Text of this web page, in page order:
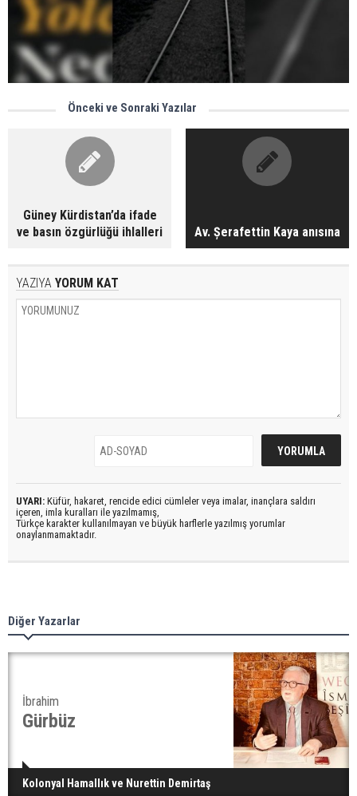
Önceki ve Sonraki Yazılar
Güney Kürdistan’da ifade
ve basın özgürlüğü ihlalleri
Av. Șerafettin Kaya anısına
YAZIYA YORUM KAT
UYARI: Küfür, hakaret, rencide edici cümleler veya imalar, inançlara saldırı
içeren, imla kuralları ile yazılmamış,
Türkçe karakter kullanılmayan ve büyük harflerle yazılmış yorumlar
onaylanmamaktadır.
Diğer Yazarlar
İbrahim
Gürbüz
Kolonyal Hamallık ve Nurettin Demirtaş